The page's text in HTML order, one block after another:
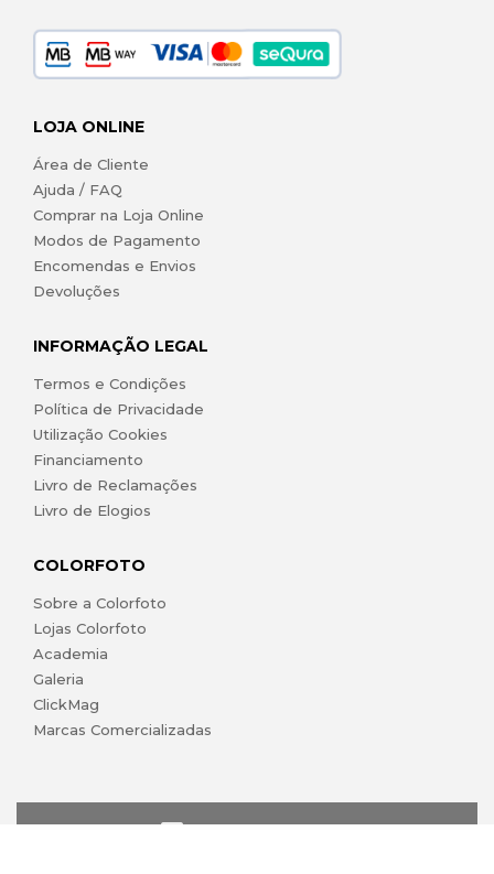
LOJA ONLINE
Área de Cliente
Ajuda / FAQ
Comprar na Loja Online
Modos de Pagamento
Encomendas e Envios
Devoluções
INFORMAÇÃO LEGAL
Termos e Condições
Política de Privacidade
Utilização Cookies
Financiamento
Livro de Reclamações
Livro de Elogios
COLORFOTO
Sobre a Colorfoto
Lojas Colorfoto
Academia
Galeria
ClickMag
Marcas Comercializadas
lojaonline@colorfoto.pt